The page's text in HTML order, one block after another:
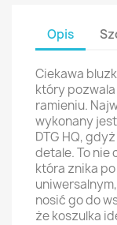
Opis
Ciekawa
który
ramieniu.
wykonany
DTG HQ,
detale. To nie
która znika
nosić go do
że koszulka